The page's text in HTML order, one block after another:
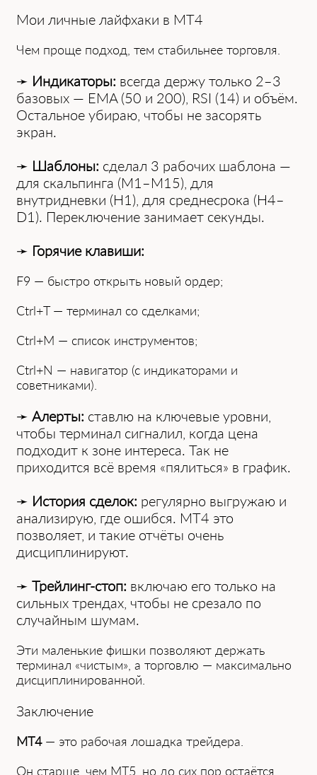
Мои личные лайфхаки в MT4
Чем проще подход, тем стабильнее торговля.
➛ Индикаторы: всегда держу только 2–3
базовых — EMA (50 и 200), RSI (14) и объём.
Остальное убираю, чтобы не засорять
экран.
➛ Шаблоны: сделал 3 рабочих шаблона —
для скальпинга (M1–M15), для
внутридневки (H1), для среднесрока (H4–
D1). Переключение занимает секунды.
➛ Горячие клавиши:
F9 — быстро открыть новый ордер;
Ctrl+T — терминал со сделками;
Ctrl+M — список инструментов;
Ctrl+N — навигатор (с индикаторами и
советниками).
➛ Алерты: ставлю на ключевые уровни,
чтобы терминал сигналил, когда цена
подходит к зоне интереса. Так не
приходится всё время «пялиться» в график.
➛ История сделок: регулярно выгружаю и
анализирую, где ошибся. MT4 это
позволяет, и такие отчёты очень
дисциплинируют.
➛ Трейлинг-стоп: включаю его только на
сильных трендах, чтобы не срезало по
случайным шумам.
Эти маленькие фишки позволяют держать
терминал «чистым», а торговлю — максимально
дисциплинированной.
Заключение
MT4— это рабочая лошадка трейдера.
Он старше, чем MT5, но до сих пор остаётся